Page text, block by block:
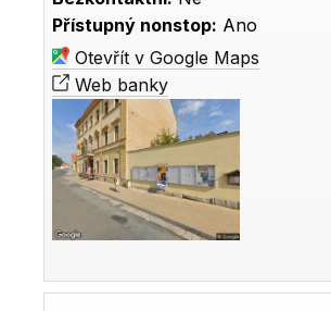
Přístupný nonstop: Ano
Otevřít v Google Maps
Web banky